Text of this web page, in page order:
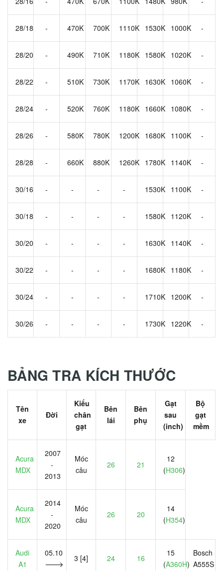
28/18 - 470K 700K 1110K 1530K 1000K -
28/20 - 490K 710K 1180K 1580K 1020K -
28/22 - 510K 730K 1170K 1630K 1060K -
28/24 - 520K 760K 1180K 1660K 1080K -
28/26 - 580K 780K 1200K 1680K 1100K -
28/28 - 660K 880K 1260K 1780K 1140K -
30/16 - - - - 1530K 1100K -
30/18 - - - - 1580K 1120K -
30/20 - - - - 1630K 1140K -
30/22 - - - - 1680K 1180K -
30/24 - - - - 1710K 1200K -
30/26 - - - - 1730K 1220K -
BẢNG TRA KÍCH THƯỚC
Tên
xe
Đời
Kiểu
chân
gạt
Bên
lái
Bên
phụ
Gạt
sau
(inch)
Bộ
gạt
mềm
Acura
MDX
2007
-
2013
Móc
câu
26 21
12
(H306)
Acura
MDX
2014
-
2020
Móc
câu
26 20
14
(H354)
Audi
A1
05.10
🡒
3 [4] 24 16
15
(A360H)
Bosch
A555S